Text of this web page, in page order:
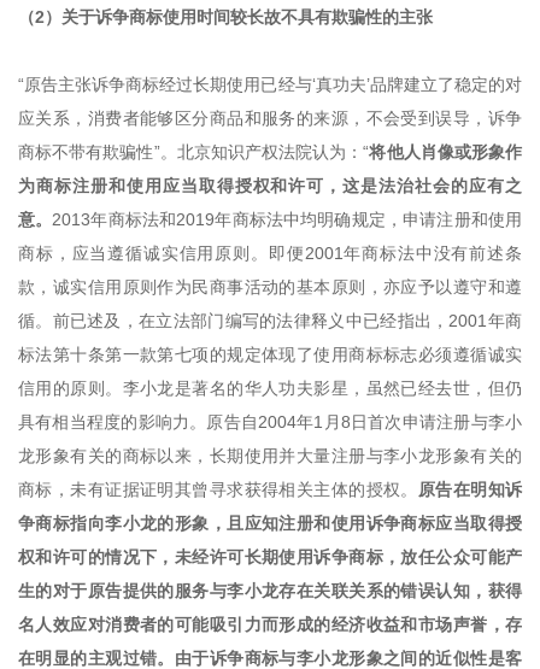
（2）关于诉争商标使用时间较长故不具有欺骗性的主张
“原告主张诉争商标经过长期使用已经与‘真功夫’品牌建立了稳定的对
应关系，消费者能够区分商品和服务的来源，不会受到误导，诉争
商标不带有欺骗性”。北京知识产权法院认为：“将他人肖像或形象作
为商标注册和使用应当取得授权和许可，这是法治社会的应有之
意。2013年商标法和2019年商标法中均明确规定，申请注册和使用
商标，应当遵循诚实信用原则。即便2001年商标法中没有前述条
款，诚实信用原则作为民商事活动的基本原则，亦应予以遵守和遵
循。前已述及，在立法部门编写的法律释义中已经指出，2001年商
标法第十条第一款第七项的规定体现了使用商标标志必须遵循诚实
信用的原则。李小龙是著名的华人功夫影星，虽然已经去世，但仍
具有相当程度的影响力。原告自2004年1月8日首次申请注册与李小
龙形象有关的商标以来，长期使用并大量注册与李小龙形象有关的
商标，未有证据证明其曾寻求获得相关主体的授权。 原告在明知诉
争商标指向李小龙的形象，且应知注册和使用诉争商标应当取得授
权和许可的情况下，未经许可长期使用诉争商标，放任公众可能产
生的对于原告提供的服务与李小龙存在关联关系的错误认知，获得
名人效应对消费者的可能吸引力而形成的经济收益和市场声誉，存
在明显的主观过错。由于诉争商标与李小龙形象之间的近似性是客